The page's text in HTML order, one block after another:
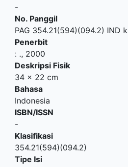
-
No. Panggil
PAG 354.21(594)(094.2) IND k
Penerbit
: ., 2000
Deskripsi Fisik
34 x 22 cm
Bahasa
Indonesia
ISBN/ISSN
-
Klasifikasi
354.21(594)(094.2)
Tipe Isi